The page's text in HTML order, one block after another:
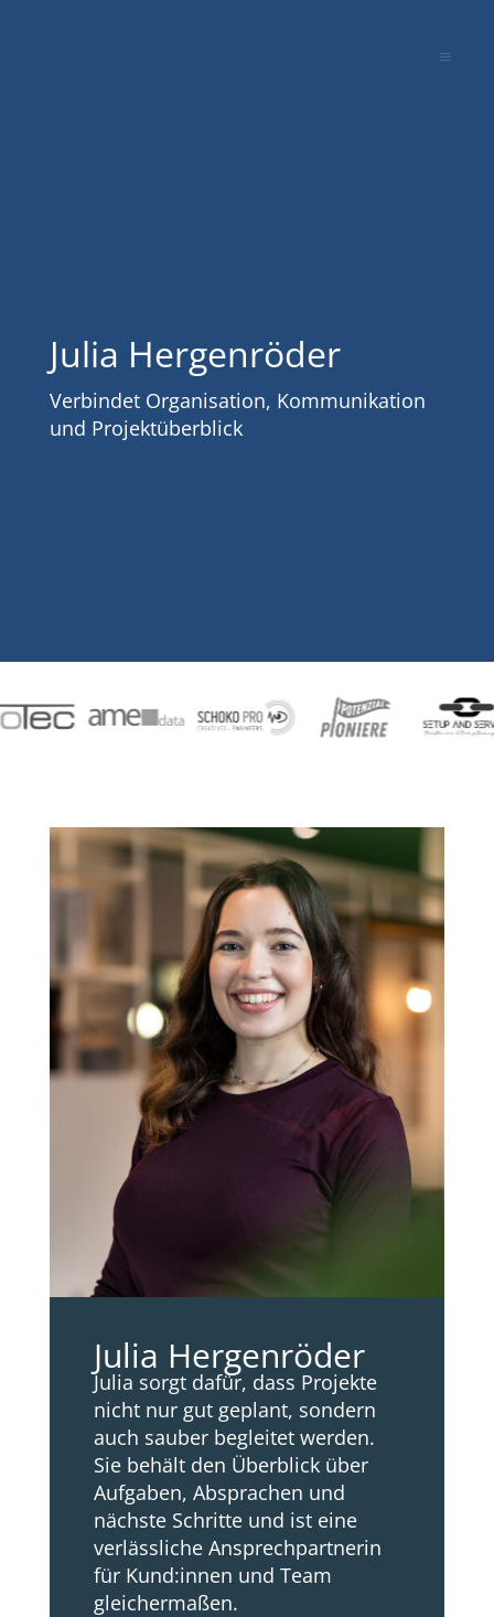
Julia Hergenröder
Verbindet Organisation, Kommunikation
und Projektüberblick
Julia Hergenröder
Julia sorgt dafür, dass Projekte
nicht nur gut geplant, sondern
auch sauber begleitet werden.
Sie behält den Überblick über
Aufgaben, Absprachen und
nächste Schritte und ist eine
verlässliche Ansprechpartnerin
für Kund:innen und Team
gleichermaßen.